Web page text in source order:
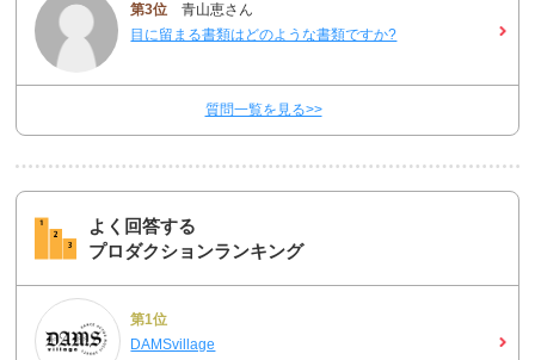
第3位 青山恵さん
目に留まる書類はどのような書類ですか?
質問一覧を見る>>
よく回答する
プロダクションランキング
第1位
DAMSvillage